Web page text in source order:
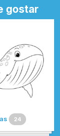
gostar
24